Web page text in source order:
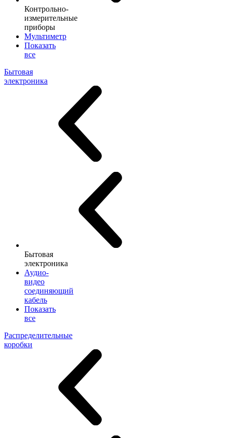
Контрольно-
измерительные
приборы
Мультиметр
Показать
все
Бытовая
электроника
Бытовая
электроника
Аудио-
видео
соединяющий
кабель
Показать
все
Распределительные
коробки